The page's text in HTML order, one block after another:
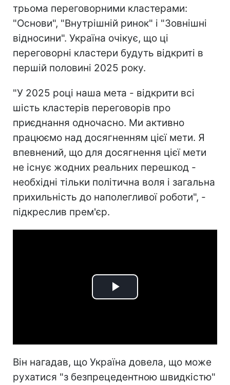
трьома переговорними кластерами:
"Основи", "Внутрішній ринок" і "Зовнішні
відносини". Україна очікує, що ці
переговорні кластери будуть відкриті в
першій половині 2025 року.
"У 2025 році наша мета - відкрити всі
шість кластерів переговорів про
приєднання одночасно. Ми активно
працюємо над досягненням цієї мети. Я
впевнений, що для досягнення цієї мети
не існує жодних реальних перешкод -
необхідні тільки політична воля і загальна
прихильність до наполегливої роботи", -
підкреслив прем'єр.
Play
Він нагадав, що Україна довела, що може
рухатися "з безпрецедентною швидкістю"